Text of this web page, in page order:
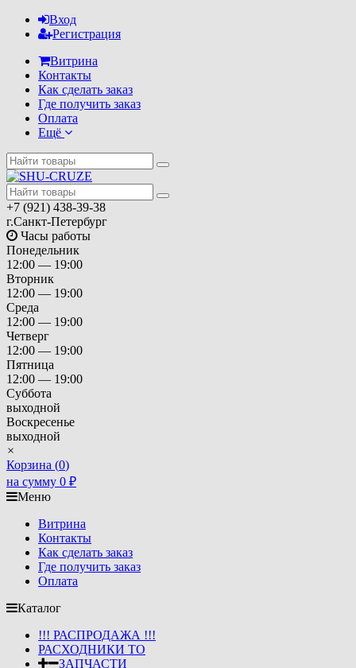
Вход
Регистрация
Витрина
Контакты
Как сделать заказ
Где получить заказ
Оплата
Ещё
+7 (921) 438-39-38
г.Санкт-Петербург
Часы работы
Понедельник
12:00 — 19:00
Вторник
12:00 — 19:00
Среда
12:00 — 19:00
Четверг
12:00 — 19:00
Пятница
12:00 — 19:00
Суббота
выходной
Воскресенье
выходной
×
Корзина (0)
на сумму 0 ₽
Меню
Витрина
Контакты
Как сделать заказ
Где получить заказ
Оплата
Каталог
!!! РАСПРОДАЖА !!!
РАСХОДНИКИ ТО
ЗАПЧАСТИ